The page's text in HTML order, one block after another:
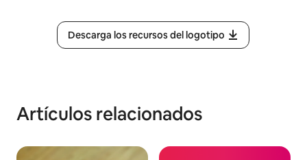
Descarga los recursos del logotipo
Artículos relacionados